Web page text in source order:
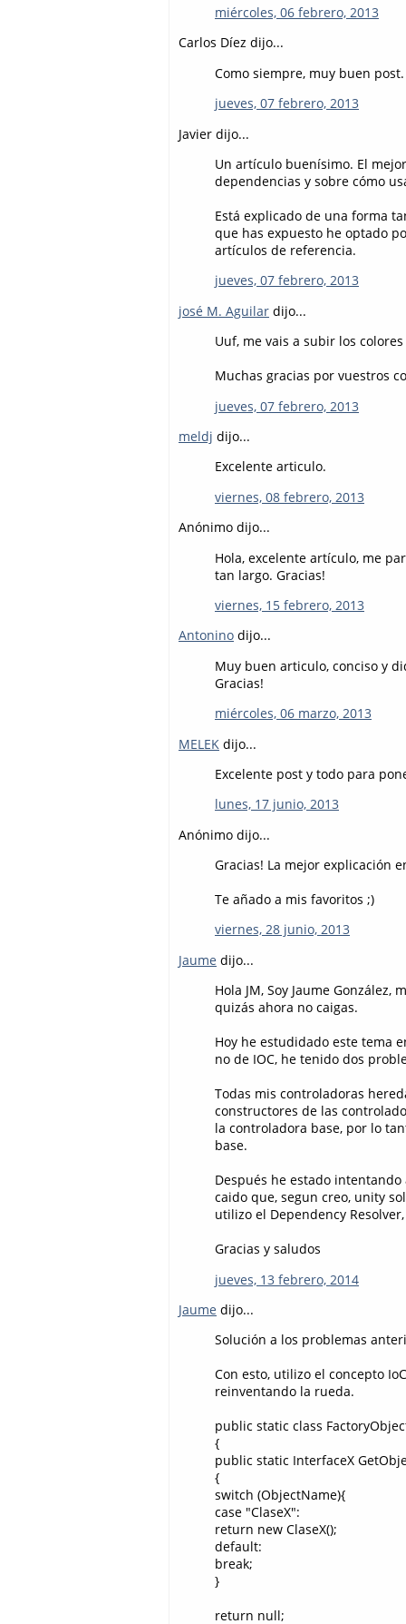
miércoles, 06 febrero, 2013
Carlos Díez dijo...
Como siempre, muy buen
jueves, 07 febrero, 2013
Javier dijo...
Un artículo buenísimo. El
dependencias y sobre cómo
Está explicado de una forma
que has expuesto he optado
artículos de referencia.
jueves, 07 febrero, 2013
josé M. Aguilar dijo...
Uuf, me vais a subir los colores
Muchas gracias por vuestros
jueves, 07 febrero, 2013
meldj dijo...
Excelente articulo.
viernes, 08 febrero, 2013
Anónimo dijo...
Hola, excelente artículo, me
tan largo. Gracias!
viernes, 15 febrero, 2013
Antonino dijo...
Muy buen articulo, conciso y
Gracias!
miércoles, 06 marzo, 2013
MELEK dijo...
Excelente post y todo para
lunes, 17 junio, 2013
Anónimo dijo...
Gracias! La mejor explicación
Te añado a mis favoritos ;)
viernes, 28 junio, 2013
Jaume dijo...
Hola JM, Soy Jaume
quizás ahora no caigas.
Hoy he estudidado este tema
no de IOC, he tenido dos
Todas mis controladoras
constructores de las
la controladora base, por lo
base.
Después he estado
caido que, segun creo, unity
utilizo el Dependency
Gracias y saludos
jueves, 13 febrero, 2014
Jaume dijo...
Solución a los problemas
Con esto, utilizo el concepto
reinventando la rueda.
public static class
{
public static InterfaceX
{
switch (ObjectName){
case "ClaseX":
return new ClaseX();
default:
break;
}
return null;